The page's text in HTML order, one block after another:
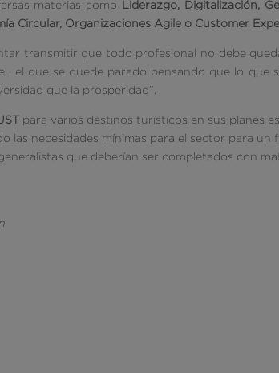
materias como Liderazgo, Digitalización,
Circular, Organizaciones Agile o Customer
transmitir que todo profesional no debe
, el que se quede parado pensando que lo que
que la prosperidad”.
para varios destinos turísticos en sus planes
las necesidades mínimas para el sector para un
que deberían ser completados con